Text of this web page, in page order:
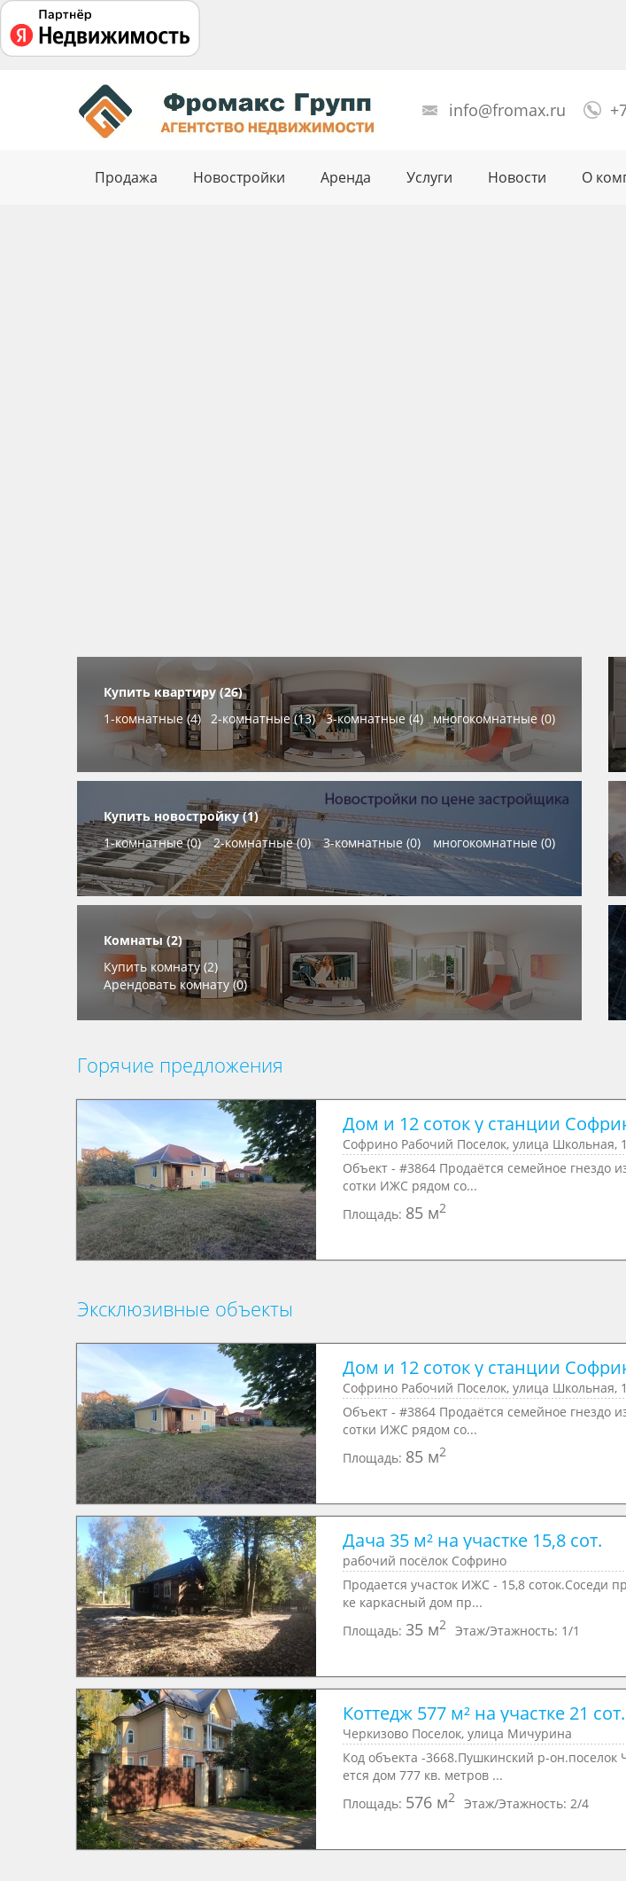
info@fromax.ru
Продажа Новостройки Аренда Услуги Новости О
Купить квартиру (26)
1-комнатные (4) 2-комнатные (13) 3-комнатные (4) многокомнатные (0)
Купить новостройку (1)
1-комнатные (0)
2-комнатные (0) 3-комнатные (0) многокомнатные (0)
Комнаты (2)
Купить комнату (2)
Арендовать комнату (0)
Горячие предложения
Дом и 12 соток у станции
Софрино Рабочий Поселок, улица Школьная,
Объект - #3864 Продаётся семейное гнездо
сотки ИЖС рядом со...
Площадь: 85 м2
Эксклюзивные объекты
Дом и 12 соток у станции
Софрино Рабочий Поселок, улица Школьная,
Объект - #3864 Продаётся семейное гнездо
сотки ИЖС рядом со...
Площадь: 85 м2
Дача 35 м² на участке 15,8 сот.
рабочий посёлок Софрино
Продается участок ИЖС - 15,8 соток.Соседи
ке каркасный дом пр...
Площадь: 35 м2 Этаж/Этажность: 1/1
Коттедж 577 м² на участке 21 сот.
Черкизово Поселок, улица Мичурина
Код объекта -3668.Пушкинский р-
ется дом 777 кв. метров ...
Площадь: 576 м2 Этаж/Этажность: 2/4